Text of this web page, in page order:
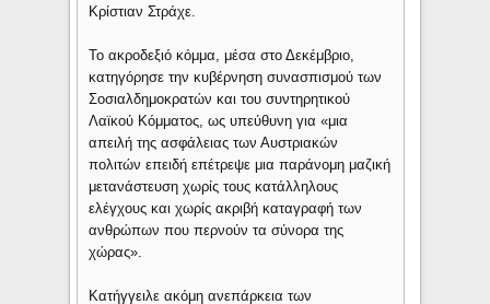
Κρίστιαν Στράχε.
Το ακροδεξιό κόμμα, μέσα στο Δεκέμβριο,
κατηγόρησε την κυβέρνηση συνασπισμού των
Σοσιαλδημοκρατών και του συντηρητικού
Λαϊκού Κόμματος, ως υπεύθυνη για «μια
απειλή της ασφάλειας των Αυστριακών
πολιτών επειδή επέτρεψε μια παράνομη μαζική
μετανάστευση χωρίς τους κατάλληλους
ελέγχους και χωρίς ακριβή καταγραφή των
ανθρώπων που περνούν τα σύνορα της
χώρας».
Κατήγγειλε ακόμη ανεπάρκεια των